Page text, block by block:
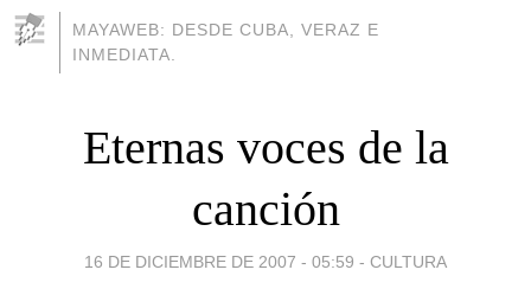
MAYAWEB: DESDE CUBA, VERAZ E
INMEDIATA.
Eternas voces de la
canción
16 DE DICIEMBRE DE 2007 - 05:59 - CULTURA